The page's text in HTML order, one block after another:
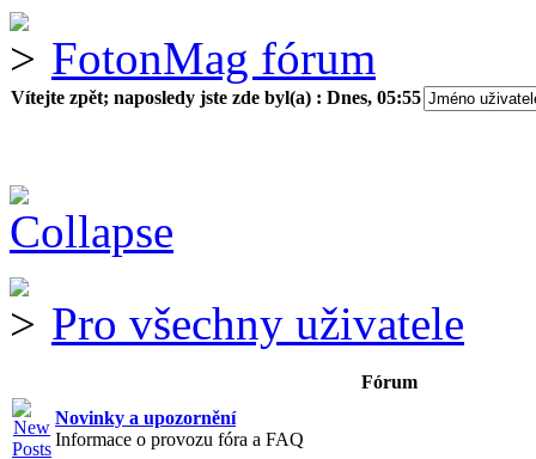
FotonMag fórum
Vítejte zpět; naposledy jste zde byl(a) : Dnes, 05:55
Pro všechny uživatele
Fórum
Novinky a upozornění
Informace o provozu fóra a FAQ